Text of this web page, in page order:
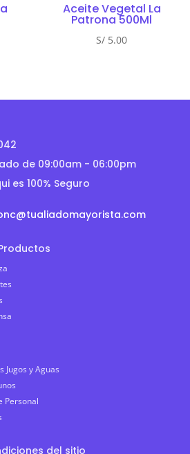
Aceite Vegetal La
Patrona 500Ml
S/ 5.00
de 09:00am - 06:00pm
es 100% Seguro
Jugos y Aguas
Personal
del sitio